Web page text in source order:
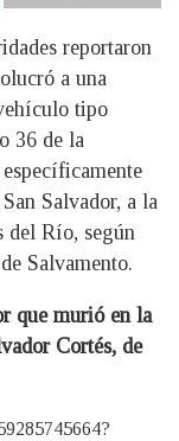
reportaron
a una
tipo
36 de la
Salvador, a la
del Río, según
Salvamento.
que murió en la
Cortés, de